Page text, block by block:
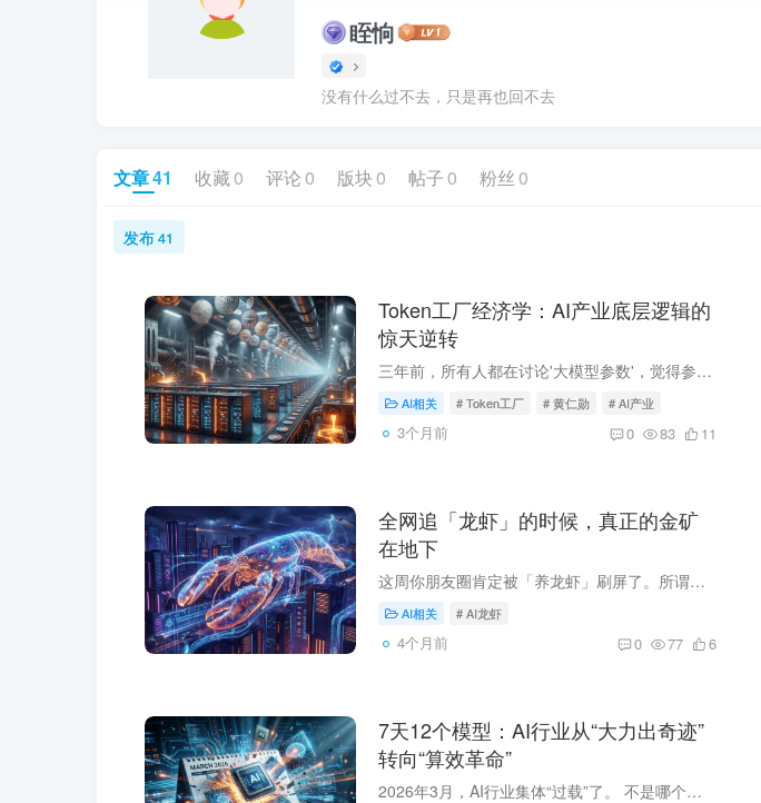
眰恦
没有什么过不去，只是再也回不去
文章41 收藏 0 评论 0 版块 0 帖子 0 粉丝 0
发布41
Token工厂经济学：AI产业底层逻辑的
惊天逆转
三年前，所有人都在讨论'大模型参数'，觉得参数越大越牛。现在呢？黄仁勋在GTC 2026上直接推翻了这个逻辑——他说未来的数据中心不再是'存储中心'，而是'Token工厂'。一句话，把整个AI产业的价...
AI相关 # Token工厂 # 黄仁勋 # AI产业
3个月前 0 83 11
全网追「龙虾」的时候，真正的金矿
在地下
这周你朋友圈肯定被「养龙虾」刷屏了。所谓「龙虾」，是AI Agent赛道的昵称——因为开源项目OpenClaw的Logo是一只红色龙虾，这个原本面向开发者的生产力工具，因为「能帮你操作电脑、发邮件、订...
AI相关 # AI龙虾
4个月前 0 77 6
7天12个模型：AI行业从“大力出奇迹”
转向“算效革命”
2026年3月，AI行业集体“过载”了。 不是哪个公司发布了一个模型，而是整个行业在七天内扔出了至少12个重磅模型。这个密度，比2024年一整个季度还高。 我盯着这些发布信息看了很久，有一个感受...